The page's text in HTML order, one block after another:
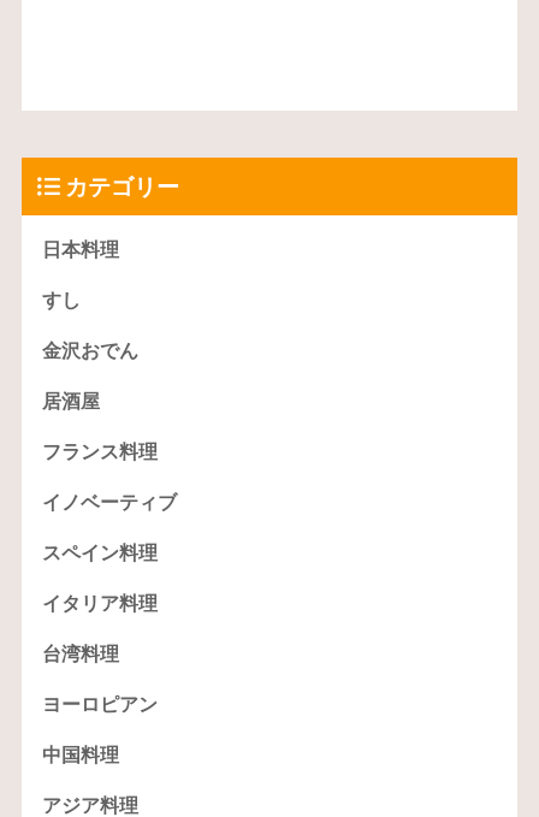
カテゴリー
日本料理
すし
金沢おでん
居酒屋
フランス料理
イノベーティブ
スペイン料理
イタリア料理
台湾料理
ヨーロピアン
中国料理
アジア料理